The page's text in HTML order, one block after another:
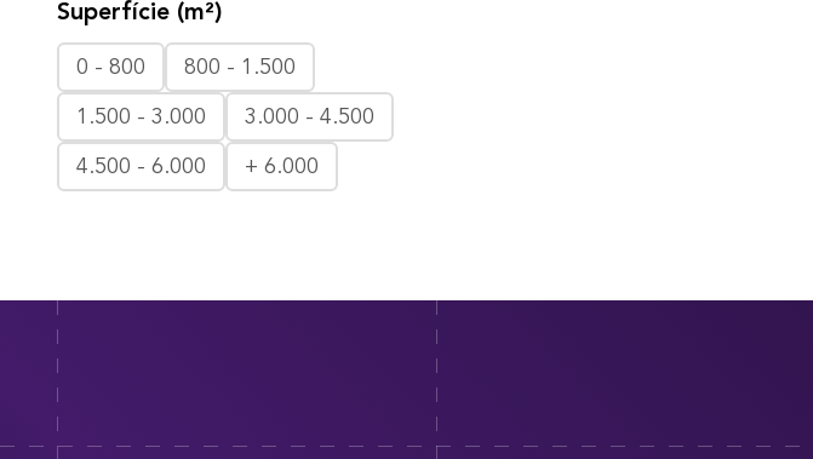
Superfície (m²)
0 - 800 800 - 1.500
1.500 - 3.000 3.000 - 4.500
4.500 - 6.000 + 6.000